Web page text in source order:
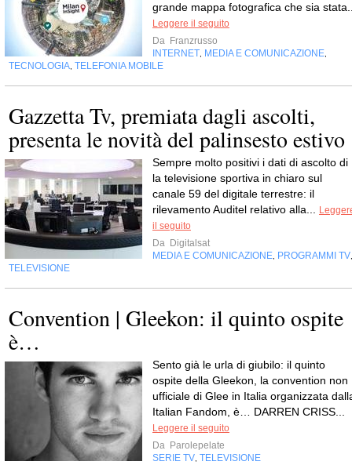
grande mappa fotografica che sia
Leggere il seguito
Da Franzrusso
INTERNET MEDIA E COMUNICAZIONE
TECNOLOGIA TELEFONIA MOBILE
Gazzetta Tv, premiata dagli ascolti,
presenta le novità del palinsesto estivo
Sempre molto positivi i dati di ascolto di
la televisione sportiva in chiaro sul
canale 59 del digitale terrestre: il
rilevamento Auditel relativo alla...
il seguito
Da Digitalsat
MEDIA E COMUNICAZIONE PROGRAMMI TV
TELEVISIONE
Convention | Gleekon: il quinto ospite
è…
Sento già le urla di giubilo: il quinto
ospite della Gleekon, la convention non
ufficiale di Glee in Italia organizzata
Italian Fandom, è… DARREN CRISS...
Leggere il seguito
Da Parolepelate
SERIE TV TELEVISIONE